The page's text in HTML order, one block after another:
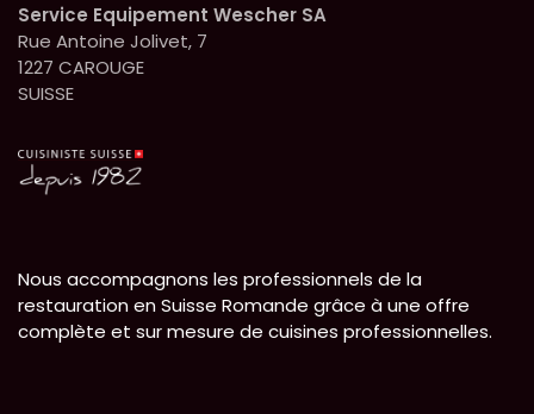
Service Equipement Wescher SA
Rue Antoine Jolivet, 7
1227 CAROUGE
SUISSE
Nous accompagnons les professionnels de la
restauration en Suisse Romande grâce à une offre
complète et sur mesure de cuisines professionnelles.